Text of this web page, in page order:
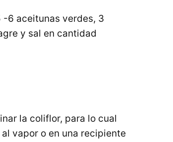
-6 aceitunas verdes, 3
y sal en cantidad
la coliflor, para lo cual
vapor o en una recipiente